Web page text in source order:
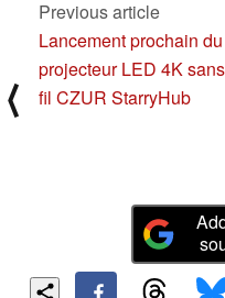
⟨
Previous article
Lancement prochain du
projecteur LED 4K sans
fil CZUR StarryHub